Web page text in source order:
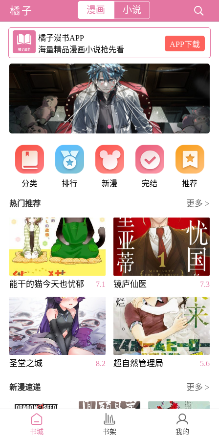
橘子 漫画 小说 
橘子漫书APP
海量精品漫画小说抢先看
APP下载
分类 排行 新漫 完结 推荐
热门推荐 更多 >
能干的猫今天也忧郁 7.1 镜庐仙医 7.3
圣堂之城 8.2 超自然管理局 5.6
新漫速递 更多 >
书城 书架 我的